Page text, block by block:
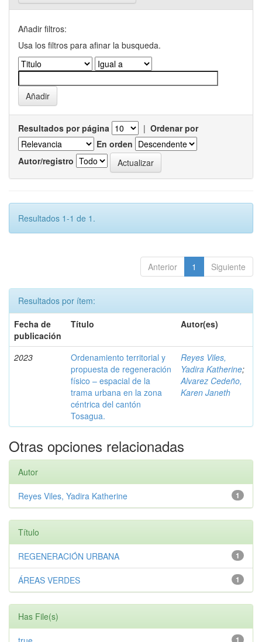
Añadir filtros:
Usa los filtros para afinar la busqueda.
Resultados por página | Ordenar por
En orden
Autor/registro
Resultados 1-1 de 1.
Anterior 1 Siguiente
Resultados por ítem:
Fecha de
publicación
Título Autor(es)
2023
Ordenamiento territorial y
propuesta de regeneración
físico – espacial de la
trama urbana en la zona
céntrica del cantón
Tosagua.
Reyes Viles,
Yadira Katherine;
Alvarez Cedeño,
Karen Janeth
Otras opciones relacionadas
Autor
1
Reyes Viles, Yadira Katherine
Título
1
REGENERACIÓN URBANA
1
ÁREAS VERDES
Has File(s)
1